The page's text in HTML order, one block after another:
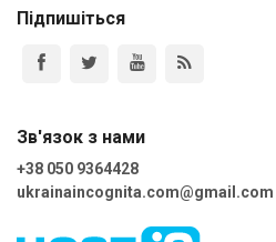
Підпишіться
Зв'язок з нами
+38 050 9364428
ukrainaincognita.com@gmail.com